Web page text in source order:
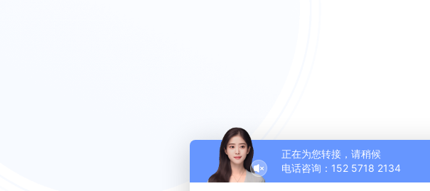
正在为您转接，请稍候
电话咨询：152 5718 2134